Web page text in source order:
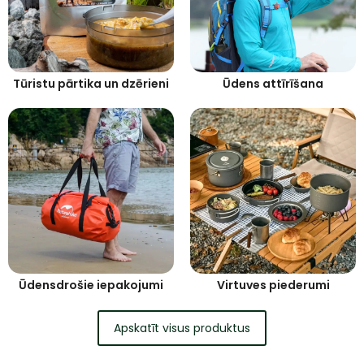
Tūristu pārtika un dzērieni Ūdens attīrīšana
Ūdensdrošie iepakojumi Virtuves piederumi
Apskatīt visus produktus